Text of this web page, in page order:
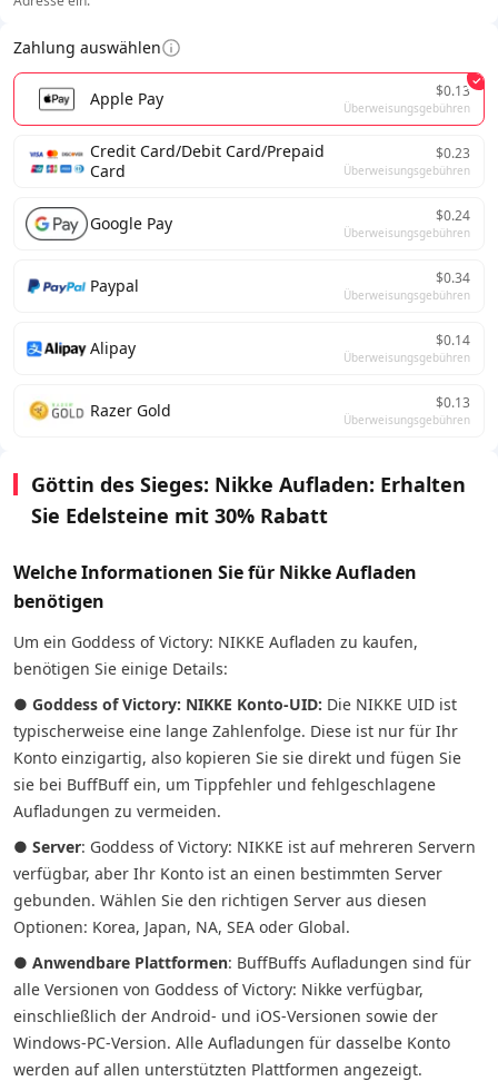
Zahlung auswählen
Apple Pay $0.13
Überweisungsgebühren
Credit Card/Debit Card/Prepaid
Card
$0.23
Überweisungsgebühren
Google Pay $0.24
Überweisungsgebühren
Paypal $0.34
Überweisungsgebühren
Alipay $0.14
Überweisungsgebühren
Razer Gold $0.13
Überweisungsgebühren
Göttin des Sieges: Nikke Aufladen: Erhalten
Sie Edelsteine mit 30% Rabatt
Welche Informationen Sie für Nikke Aufladen
benötigen
Um ein Goddess of Victory: NIKKE Aufladen zu kaufen,
benötigen Sie einige Details:
● Goddess of Victory: NIKKE Konto-UID: Die NIKKE UID ist
typischerweise eine lange Zahlenfolge. Diese ist nur für Ihr
Konto einzigartig, also kopieren Sie sie direkt und fügen Sie
sie bei BuffBuff ein, um Tippfehler und fehlgeschlagene
Aufladungen zu vermeiden.
● Server: Goddess of Victory: NIKKE ist auf mehreren Servern
verfügbar, aber Ihr Konto ist an einen bestimmten Server
gebunden. Wählen Sie den richtigen Server aus diesen
Optionen: Korea, Japan, NA, SEA oder Global.
● Anwendbare Plattformen: BuffBuffs Aufladungen sind für
alle Versionen von Goddess of Victory: Nikke verfügbar,
einschließlich der Android- und iOS-Versionen sowie der
Windows-PC-Version. Alle Aufladungen für dasselbe Konto
werden auf allen unterstützten Plattformen angezeigt.